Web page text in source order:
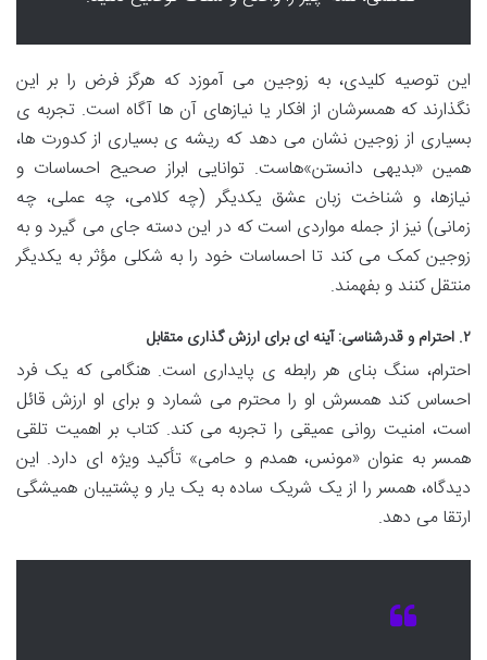
این توصیه کلیدی، به زوجین می آموزد که هرگز فرض را بر این
نگذارند که همسرشان از افکار یا نیازهای آن ها آگاه است. تجربه ی
بسیاری از زوجین نشان می دهد که ریشه ی بسیاری از کدورت ها،
همین «بدیهی دانستن»هاست. توانایی ابراز صحیح احساسات و
نیازها، و شناخت زبان عشق یکدیگر (چه کلامی، چه عملی، چه
زمانی) نیز از جمله مواردی است که در این دسته جای می گیرد و به
زوجین کمک می کند تا احساسات خود را به شکلی مؤثر به یکدیگر
منتقل کنند و بفهمند.
۲. احترام و قدرشناسی: آینه ای برای ارزش گذاری متقابل
احترام، سنگ بنای هر رابطه ی پایداری است. هنگامی که یک فرد
احساس کند همسرش او را محترم می شمارد و برای او ارزش قائل
است، امنیت روانی عمیقی را تجربه می کند. کتاب بر اهمیت تلقی
همسر به عنوان «مونس، همدم و حامی» تأکید ویژه ای دارد. این
دیدگاه، همسر را از یک شریک ساده به یک یار و پشتیبان همیشگی
ارتقا می دهد.